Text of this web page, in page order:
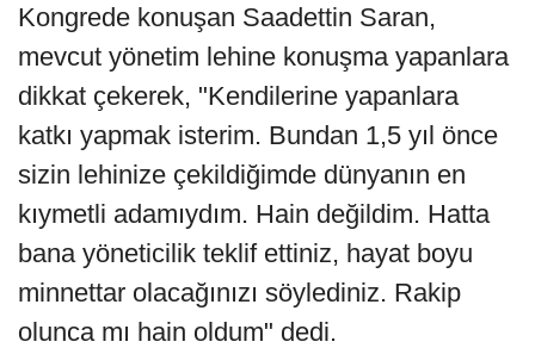
Kongrede konuşan Saadettin Saran,
mevcut yönetim lehine konuşma yapanlara
dikkat çekerek, "Kendilerine yapanlara
katkı yapmak isterim. Bundan 1,5 yıl önce
sizin lehinize çekildiğimde dünyanın en
kıymetli adamıydım. Hain değildim. Hatta
bana yöneticilik teklif ettiniz, hayat boyu
minnettar olacağınızı söylediniz. Rakip
olunca mı hain oldum" dedi.